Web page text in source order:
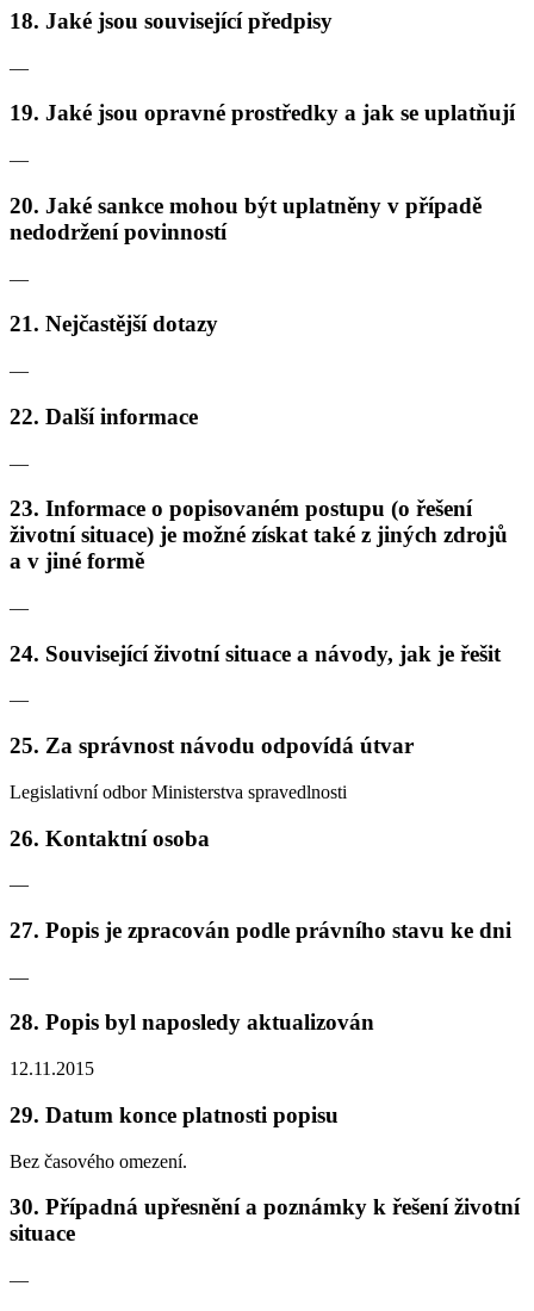
18. Jaké jsou související předpisy
—
19. Jaké jsou opravné prostředky a jak se uplatňují
—
20. Jaké sankce mohou být uplatněny v případě
nedodržení povinností
—
21. Nejčastější dotazy
—
22. Další informace
—
23. Informace o popisovaném postupu (o řešení
životní situace) je možné získat také z jiných zdrojů
a v jiné formě
—
24. Související životní situace a návody, jak je řešit
—
25. Za správnost návodu odpovídá útvar
Legislativní odbor Ministerstva spravedlnosti
26. Kontaktní osoba
—
27. Popis je zpracován podle právního stavu ke dni
—
28. Popis byl naposledy aktualizován
12.11.2015
29. Datum konce platnosti popisu
Bez časového omezení.
30. Případná upřesnění a poznámky k řešení životní
situace
—